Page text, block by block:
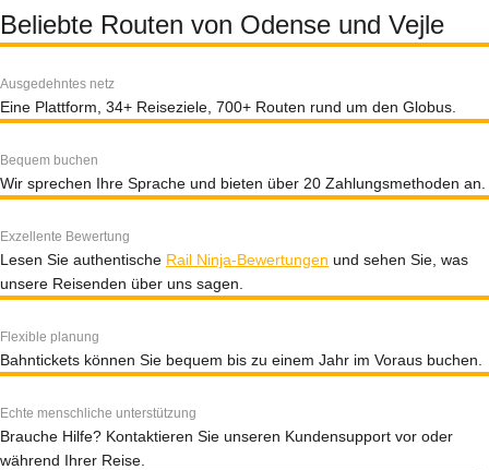
Beliebte Routen von Odense und Vejle
Ausgedehntes netz
Eine Plattform, 34+ Reiseziele, 700+ Routen rund um den Globus.
Bequem buchen
Wir sprechen Ihre Sprache und bieten über 20 Zahlungsmethoden an.
Exzellente Bewertung
Lesen Sie authentische Rail Ninja-Bewertungen und sehen Sie, was
unsere Reisenden über uns sagen.
Flexible planung
Bahntickets können Sie bequem bis zu einem Jahr im Voraus buchen.
Echte menschliche unterstützung
Brauche Hilfe? Kontaktieren Sie unseren Kundensupport vor oder
während Ihrer Reise.